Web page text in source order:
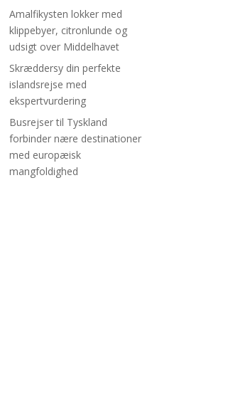
Amalfikysten lokker med
klippebyer, citronlunde og
udsigt over Middelhavet
Skræddersy din perfekte
islandsrejse med
ekspertvurdering
Busrejser til Tyskland
forbinder nære destinationer
med europæisk
mangfoldighed